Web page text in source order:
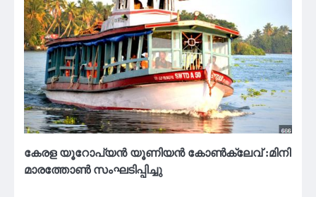
കേരള യൂറോപ്യൻ യൂണിയൻ കോൺക്ലേവ് :മിനി
മാരത്തോൺ സംഘടിപ്പിച്ചു